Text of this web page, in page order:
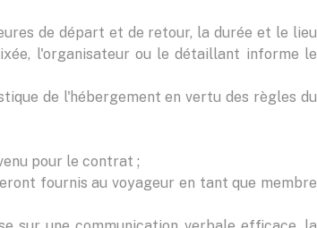
de départ et de retour, la durée et le lieu
l'organisateur ou le détaillant informe le
de l'hébergement en vertu des règles du
pour le contrat ;
fournis au voyageur en tant que membre